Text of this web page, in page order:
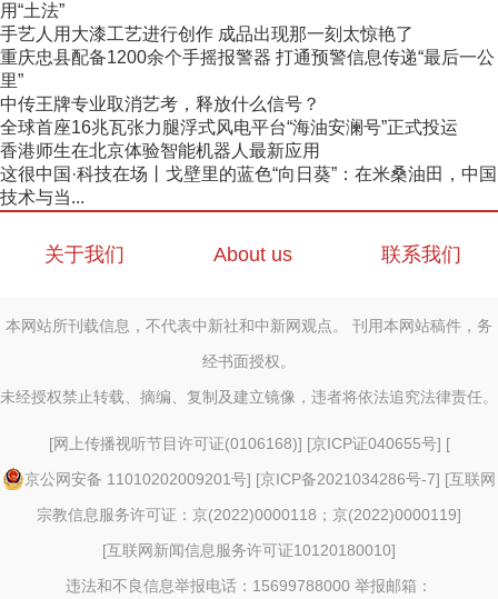
用“土法”
手艺人用大漆工艺进行创作 成品出现那一刻太惊艳了
重庆忠县配备1200余个手摇报警器 打通预警信息传递“最后一公
里”
中传王牌专业取消艺考，释放什么信号？
全球首座16兆瓦张力腿浮式风电平台“海油安澜号”正式投运
香港师生在北京体验智能机器人最新应用
这很中国·科技在场丨戈壁里的蓝色“向日葵”：在米桑油田，中国
技术与当...
关于我们 About us 联系我们
本网站所刊载信息，不代表中新社和中新网观点。 刊用本网站稿件，务
经书面授权。
未经授权禁止转载、摘编、复制及建立镜像，违者将依法追究法律责任。
[网上传播视听节目许可证(0106168)] [京ICP证040655号] [
京公网安备 11010202009201号] [京ICP备2021034286号-7] [互联网
宗教信息服务许可证：京(2022)0000118；京(2022)0000119]
[互联网新闻信息服务许可证10120180010]
违法和不良信息举报电话：15699788000 举报邮箱：